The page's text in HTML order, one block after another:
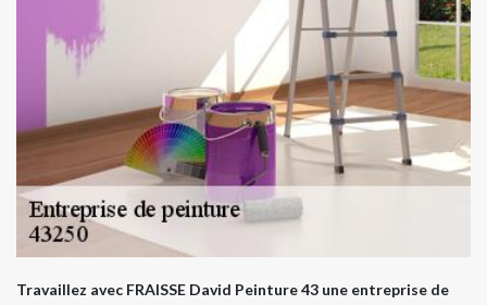
Travaillez avec FRAISSE David Peinture 43 une entreprise de